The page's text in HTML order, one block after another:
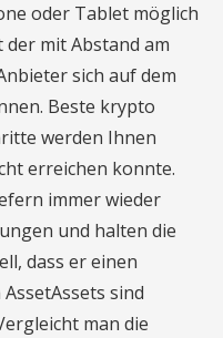
oder Tablet möglich
mit Abstand am
sich auf dem
Beste krypto
werden Ihnen
erreichen konnte.
immer wieder
und halten die
dass er einen
sind
man die